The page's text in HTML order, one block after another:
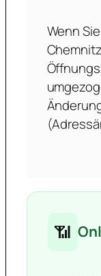
Wenn
📶